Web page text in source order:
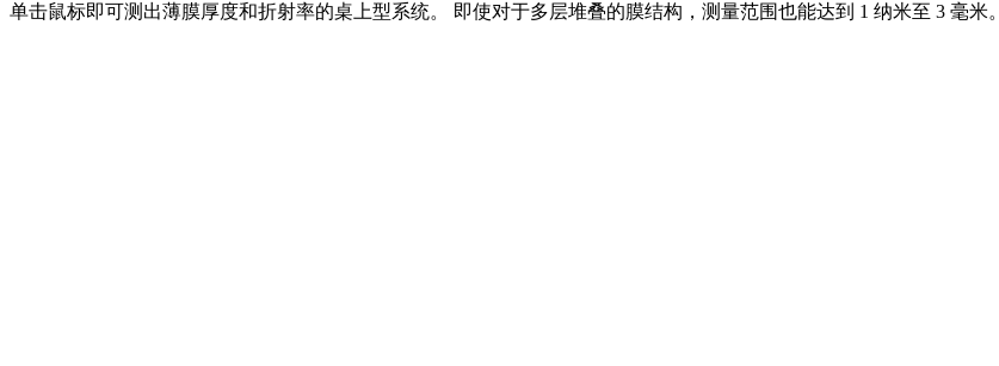
单击鼠标即可测出薄膜厚度和折射率的桌上型系统。 即使对于多层堆叠的膜结构，测量范围也能达到 1 纳米至 3 毫米。